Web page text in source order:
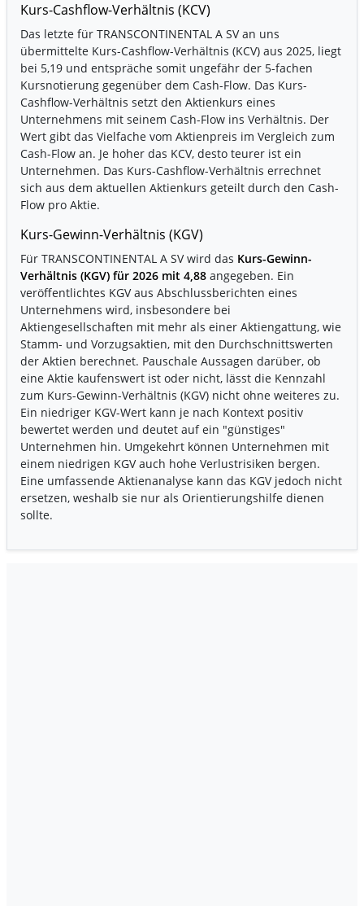
Kurs-Cashflow-Verhältnis (KCV)
Das letzte für TRANSCONTINENTAL A SV an uns
übermittelte Kurs-Cashflow-Verhältnis (KCV) aus 2025, liegt
bei 5,19 und entspräche somit ungefähr der 5-fachen
Kursnotierung gegenüber dem Cash-Flow. Das Kurs-
Cashflow-Verhältnis setzt den Aktienkurs eines
Unternehmens mit seinem Cash-Flow ins Verhältnis. Der
Wert gibt das Vielfache vom Aktienpreis im Vergleich zum
Cash-Flow an. Je hoher das KCV, desto teurer ist ein
Unternehmen. Das Kurs-Cashflow-Verhältnis errechnet
sich aus dem aktuellen Aktienkurs geteilt durch den Cash-
Flow pro Aktie.
Kurs-Gewinn-Verhältnis (KGV)
Für TRANSCONTINENTAL A SV wird das Kurs-Gewinn-
Verhältnis (KGV) für 2026 mit 4,88 angegeben. Ein
veröffentlichtes KGV aus Abschlussberichten eines
Unternehmens wird, insbesondere bei
Aktiengesellschaften mit mehr als einer Aktiengattung, wie
Stamm- und Vorzugsaktien, mit den Durchschnittswerten
der Aktien berechnet. Pauschale Aussagen darüber, ob
eine Aktie kaufenswert ist oder nicht, lässt die Kennzahl
zum Kurs-Gewinn-Verhältnis (KGV) nicht ohne weiteres zu.
Ein niedriger KGV-Wert kann je nach Kontext positiv
bewertet werden und deutet auf ein "günstiges"
Unternehmen hin. Umgekehrt können Unternehmen mit
einem niedrigen KGV auch hohe Verlustrisiken bergen.
Eine umfassende Aktienanalyse kann das KGV jedoch nicht
ersetzen, weshalb sie nur als Orientierungshilfe dienen
sollte.